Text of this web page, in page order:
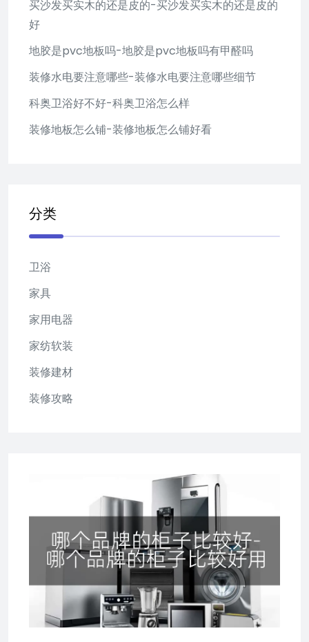
买沙发买实木的还是皮的-买沙发买实木的还是皮的
好
地胶是pvc地板吗-地胶是pvc地板吗有甲醛吗
装修水电要注意哪些-装修水电要注意哪些细节
科奥卫浴好不好-科奥卫浴怎么样
装修地板怎么铺-装修地板怎么铺好看
分类
卫浴
家具
家用电器
家纺软装
装修建材
装修攻略